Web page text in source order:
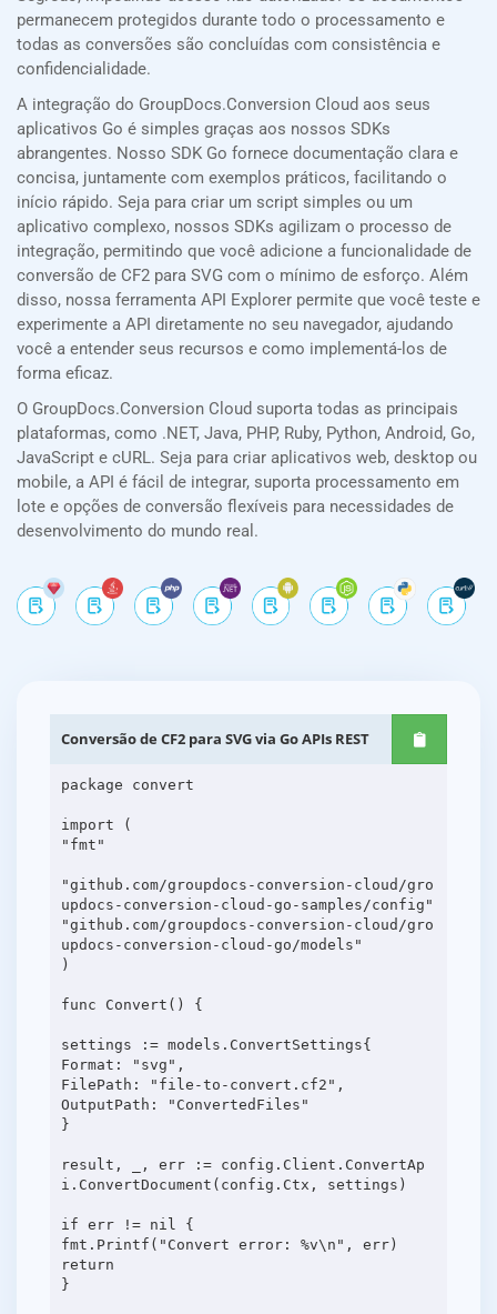
permanecem protegidos durante todo o processamento e
todas as conversões são concluídas com consistência e
confidencialidade.
A integração do GroupDocs.Conversion Cloud aos seus
aplicativos Go é simples graças aos nossos SDKs
abrangentes. Nosso SDK Go fornece documentação clara e
concisa, juntamente com exemplos práticos, facilitando o
início rápido. Seja para criar um script simples ou um
aplicativo complexo, nossos SDKs agilizam o processo de
integração, permitindo que você adicione a funcionalidade de
conversão de CF2 para SVG com o mínimo de esforço. Além
disso, nossa ferramenta API Explorer permite que você teste e
experimente a API diretamente no seu navegador, ajudando
você a entender seus recursos e como implementá-los de
forma eficaz.
O GroupDocs.Conversion Cloud suporta todas as principais
plataformas, como .NET, Java, PHP, Ruby, Python, Android, Go,
JavaScript e cURL. Seja para criar aplicativos web, desktop ou
mobile, a API é fácil de integrar, suporta processamento em
lote e opções de conversão flexíveis para necessidades de
desenvolvimento do mundo real.
Conversão de CF2 para SVG via Go APIs REST
package convert
import (
"fmt"
"github.com/groupdocs-conversion-cloud/gro
updocs-conversion-cloud-go-samples/config"
"github.com/groupdocs-conversion-cloud/gro
updocs-conversion-cloud-go/models"
)
func Convert() {
settings := models.ConvertSettings{
Format: "svg",
FilePath: "file-to-convert.cf2",
OutputPath: "ConvertedFiles"
}
result, _, err := config.Client.ConvertAp
i.ConvertDocument(config.Ctx, settings)
if err != nil {
fmt.Printf("Convert error: %v\n", err)
return
}